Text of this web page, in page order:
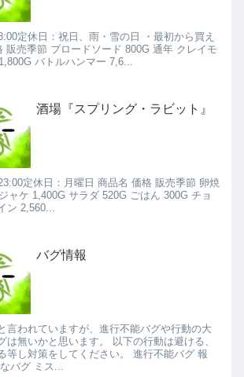
定休日：祝日、雨・雪の日 ・最初から買え
販売季節 ブロードソード 800G 通年 クレイモ
バトルハンマー 7,6...
酒場『スプリング・ラビット』
定休日：月曜日 商品名 価格 販売季節 卵焼
ャケ 1,400G サラダ 520G ごはん 300G チョ
ン 2,560...
バグ情報
言われていますが、進行不能バグや行動の大
は無いかと思います。 以下の行動は避ける、
等し対策をしてください。 進行不能バグ 報
バグ ミス...